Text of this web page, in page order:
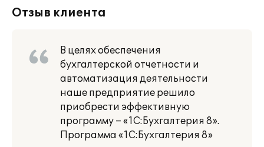
Отзыв клиента
В целях обеспечения
бухгалтерской отчетности и
автоматизация деятельности
наше предприятие решило
приобрести эффективную
программу – «1С:Бухгалтерия 8».
Программа «1С:Бухгалтерия 8»